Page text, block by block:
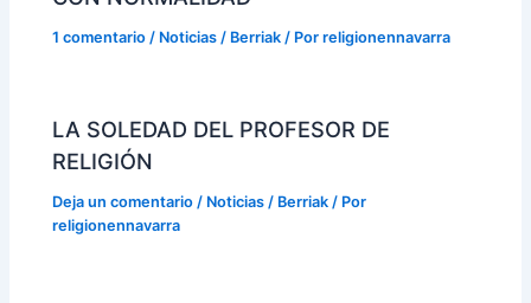
1 comentario / Noticias / Berriak / Porreligionennavarra
LA SOLEDAD DEL PROFESOR DE
RELIGIÓN
Deja un comentario / Noticias / Berriak / Por
religionennavarra